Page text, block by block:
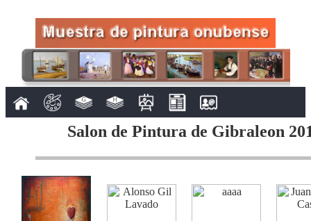
Salon de Pintura de Gibraleon